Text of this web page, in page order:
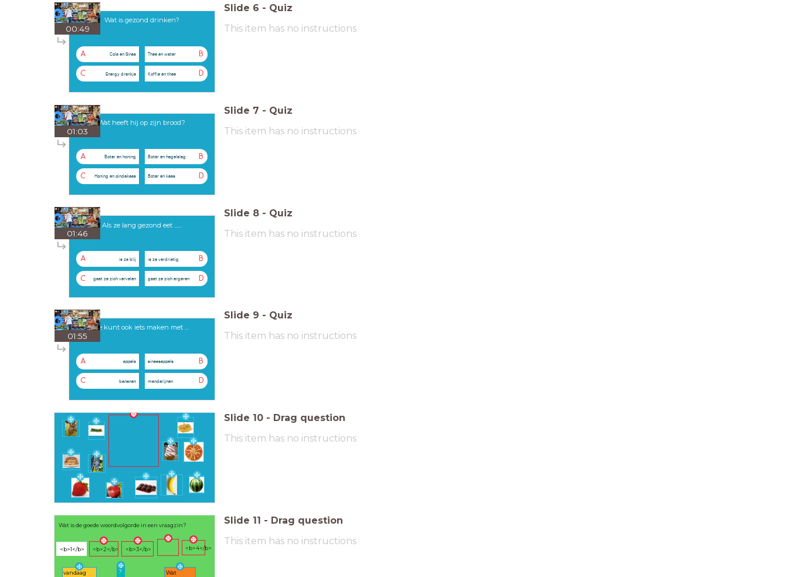
00:49
Wat is gezond drinken?
A Cola en Sinas B
Thee en water
C Energy drankje D
Koffie en thee
Slide 6 - Quiz
This item has no instructions
01:03
Wat heeft hij op zijn brood?
A Boter en honing B
Boter en hagelslag
C Honing en pindakaas D
Boter en kaas
Slide 7 - Quiz
This item has no instructions
01:46
Als ze lang gezond eet ......
A is ze blij B
is ze verdrietig
C gaat ze zich vervelen D
gaat ze zich ergeren
Slide 8 - Quiz
This item has no instructions
01:55
Je kunt ook iets maken met ...
A appels B
sinaasappels
C bananen D
mandarijnen
Slide 9 - Quiz
This item has no instructions
Slide 10 - Drag question
This item has no instructions
Wat is de goede woordvolgorde in een vraagzin?
vandaag
<b>1</b> <b>2</b> <b>3</b> <b>4</b>
Wat
?
Slide 11 - Drag question
This item has no instructions